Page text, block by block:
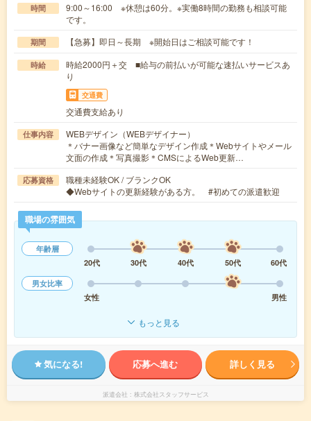
時間
9:00～16:00 ※休憩は60分。※実働8時間の勤務も相談可能
です。
期間 【急募】即日～長期 ※開始日はご相談可能です！
時給
時給2000円＋交 ■給与の前払いが可能な速払いサービスあ
り
交通費
交通費支給あり
仕事内容
WEBデザイン（WEBデザイナー）
＊バナー画像など簡単なデザイン作成＊Webサイトやメール
文面の作成＊写真撮影＊CMSによるWeb更新…
応募資格
職種未経験OK / ブランクOK
◆Webサイトの更新経験がある方。 #初めての派遣歓迎
職場の雰囲気
年齢層
20代
30代 40代 50代
60代
男女比率
女性
男性
もっと見る
気になる! 応募へ進む 詳しく見る
派遣会社 株式会社スタッフサービス